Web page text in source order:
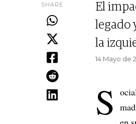
SHARE
El
legado
la
14 Mayo de
S